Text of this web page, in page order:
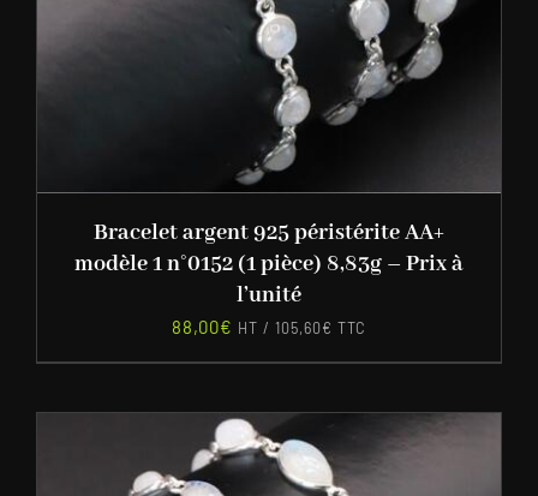
Bracelet argent 925 péristérite AA+
modèle 1 n°0152 (1 pièce) 8,83g – Prix à
l’unité
88,00€ HT / 105,60€ TTC